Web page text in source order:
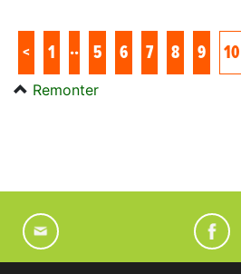
< 1 .. 5 6 7 8 9 10
Remonter